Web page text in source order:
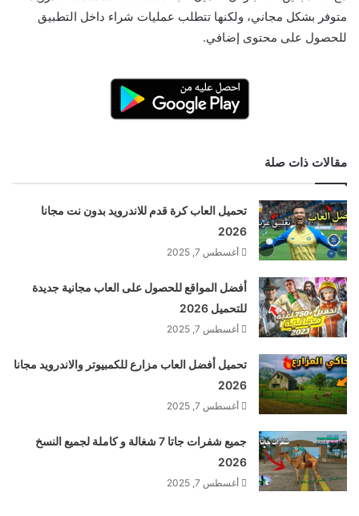
متوفر بشكل مجاني، ولكنها تتطلب عمليات شراء داخل التطبيق
للحصول على محتوى إضافي.
مقالات ذات صلة
تحميل العاب كرة قدم للاندرويد بدون نت مجانا
2026
أغسطس 7, 2025
أفضل المواقع للحصول على العاب مجانية جديدة
للتحميل 2026
أغسطس 7, 2025
تحميل أفضل العاب مزارع للكمبيوتر والاندرويد مجانا
2026
أغسطس 7, 2025
جميع شفرات جاتا 7 شغالة و كاملة لجميع النسخ
2026
أغسطس 7, 2025